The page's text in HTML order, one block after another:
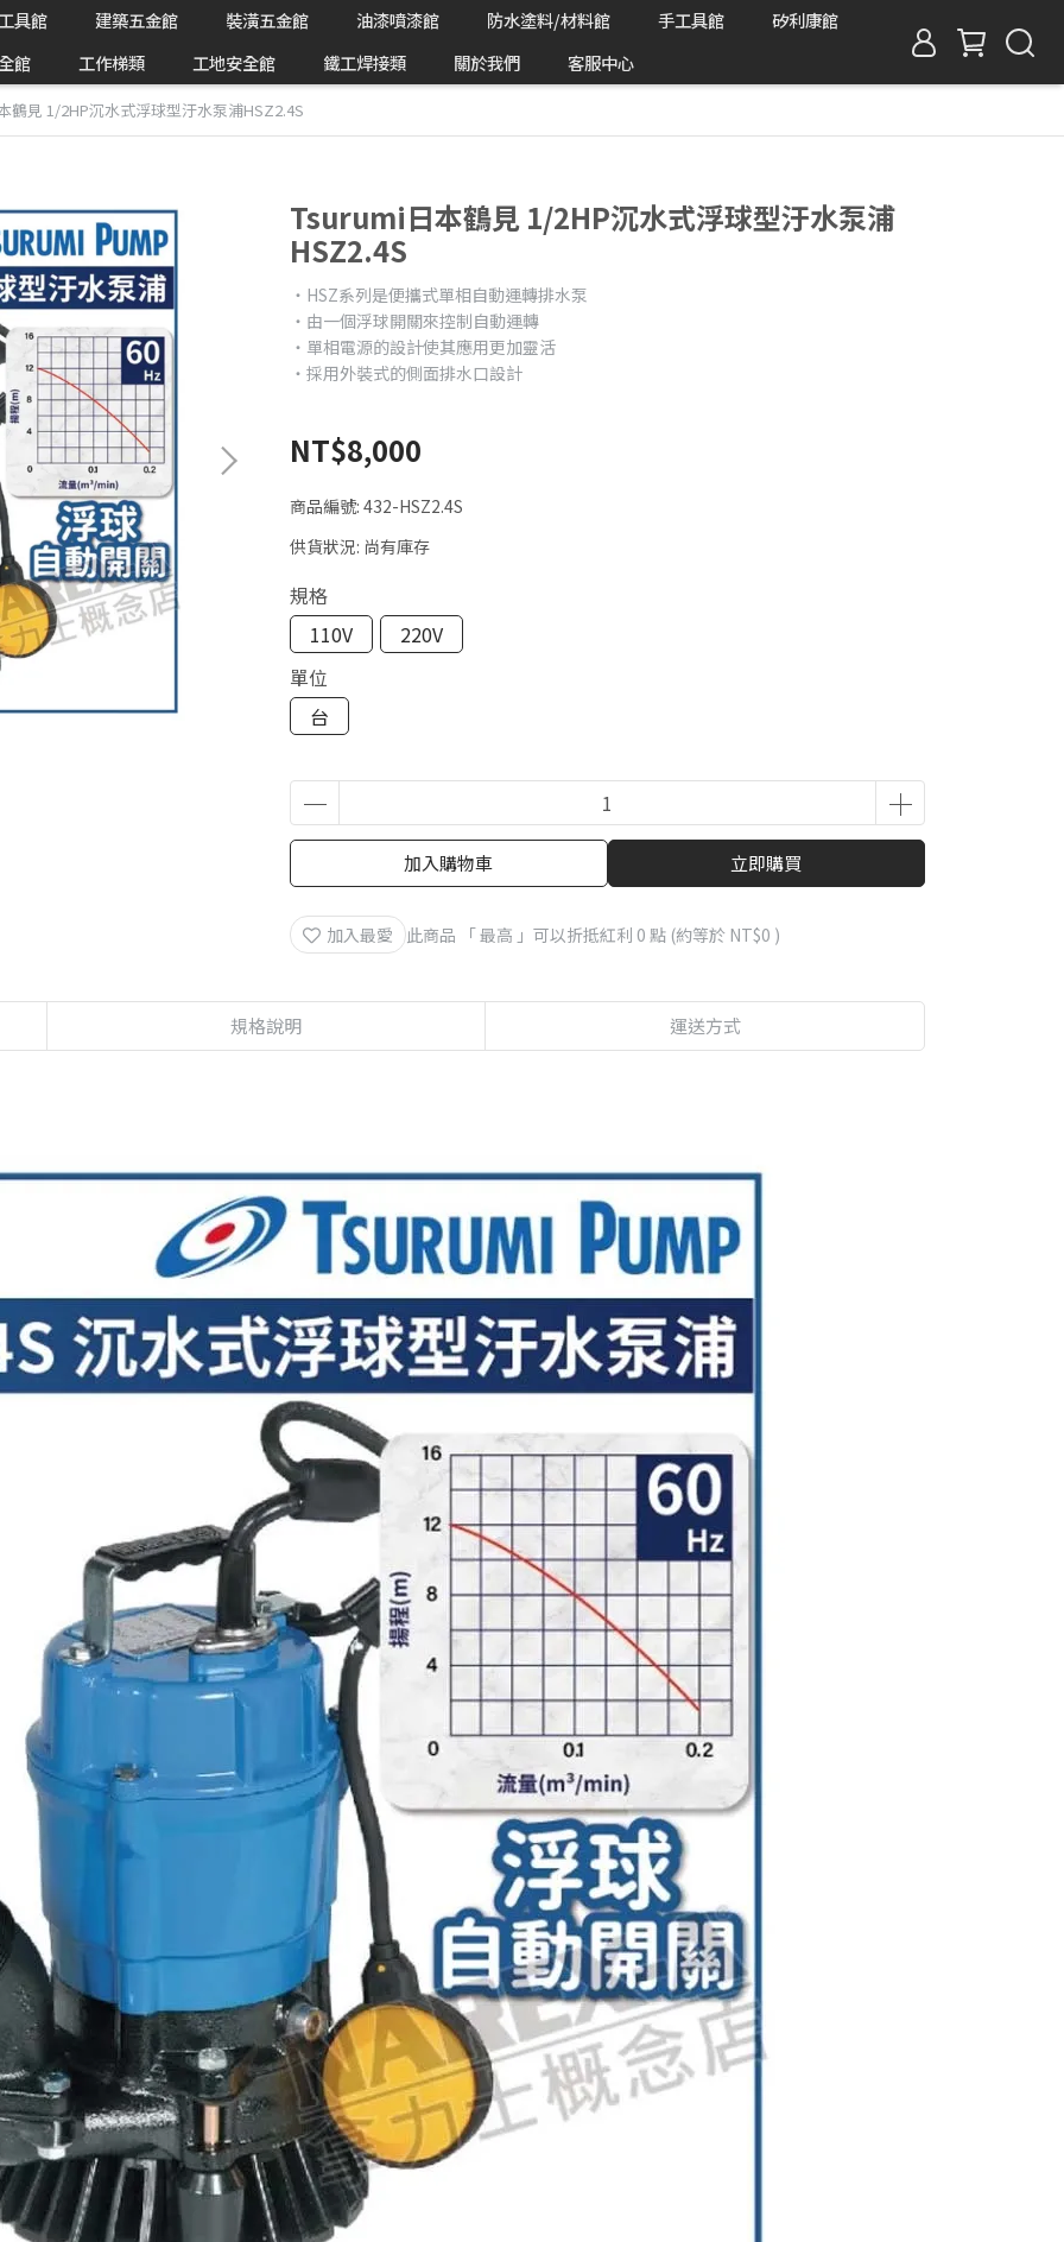
具館 建築五金館 裝潢五金館 油漆噴漆館 防水塗料/材料館 手工具館
矽利康館
館
工作梯類 工地安全館 鐵工焊接類 關於我們 客服中心
鶴見 1/2HP沉水式浮球型汙水泵浦HSZ2.4S
Tsurumi日本鶴見 1/2HP沉水式浮球型汙水泵浦
HSZ2.4S
‧HSZ系列是便攜式單相自動運轉排水泵
‧由一個浮球開關來控制自動運轉
‧單相電源的設計使其應用更加靈活
‧採用外裝式的側面排水口設計
NT$8,000
商品編號: 432-HSZ2.4S
供貨狀況: 尚有庫存
規格
110V
220V
單位
台
加入購物車 立即購買
加入最愛 此商品 「 最高 」可以折抵紅利 0 點 (約等於 NT$0 )
規格說明 運送方式